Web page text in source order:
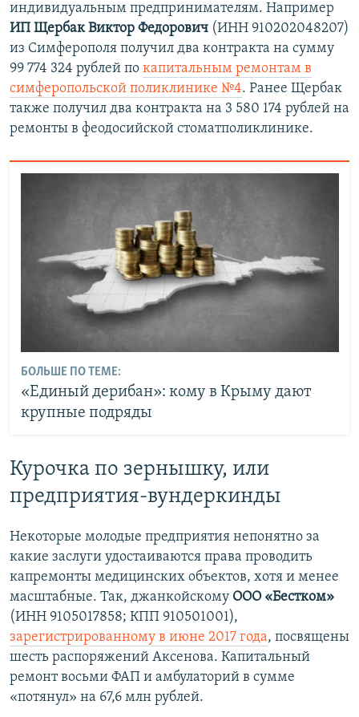
индивидуальным предпринимателям. Например
ИП Щербак Виктор Федорович (ИНН 910202048207)
из Симферополя получил два контракта на сумму
99 774 324 рублей по капитальным ремонтам в
симферопольской поликлинике №4. Ранее Щербак
также получил два контракта на 3 580 174 рублей на
ремонты в феодосийской стоматполиклинике.
БОЛЬШЕ ПО ТЕМЕ:
«Единый дерибан»: кому в Крыму дают
крупные подряды
Курочка по зернышку, или
предприятия-вундеркинды
Некоторые молодые предприятия непонятно за
какие заслуги удостаиваются права проводить
капремонты медицинских объектов, хотя и менее
масштабные. Так, джанкойскому ООО «Бестком»
(ИНН 9105017858; КПП 910501001),
зарегистрированному в июне 2017 года, посвящены
шесть распоряжений Аксенова. Капитальный
ремонт восьми ФАП и амбулаторий в сумме
«потянул» на 67,6 млн рублей.